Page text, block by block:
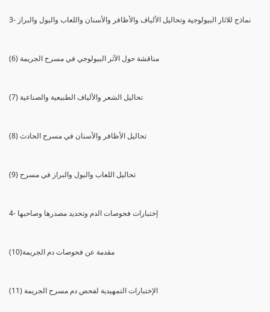
3- نماذج للاثار البيولوجية وتحاليل الألياف والأظافر والأسنان واللعاب والبول والبراز
(6) مناقشة حول الآثر البيولوجي في مسرح الجريمة
(7) تحاليل الشعر والألياف الطبيعية والصناعية
(8) تحاليل الأظافر والأسنان في مسرح الحادث
(9) تحاليل اللعاب والبول والبراز في مسرح
4- إختبارات فحوصات الدم وتحديد مصدرها وصاحبها
(10)مقدمة عن فحوصات دم الجريمة
(11) الإختبارات التمهيدية لفحص دم مسرح الجريمة